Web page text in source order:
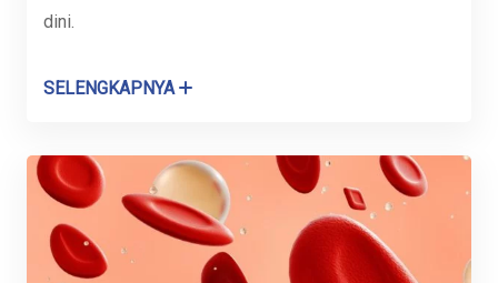
dini.
SELENGKAPNYA